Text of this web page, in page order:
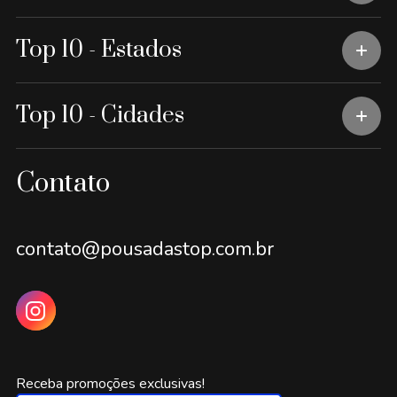
Top 10 - Estados
Top 10 - Cidades
Contato
contato@pousadastop.com.br
Receba promoções exclusivas!